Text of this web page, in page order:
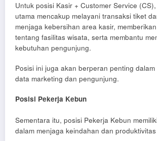
Untuk posisi Kasir + Customer Service
utama mencakup melayani transaksi tiket
menjaga kebersihan area kasir,
tentang fasilitas wisata, serta membantu
kebutuhan pengunjung.
Posisi ini juga akan berperan penting
data marketing dan pengunjung.
Posisi Pekerja Kebun
Sementara itu, posisi Pekerja Kebun
dalam menjaga keindahan dan